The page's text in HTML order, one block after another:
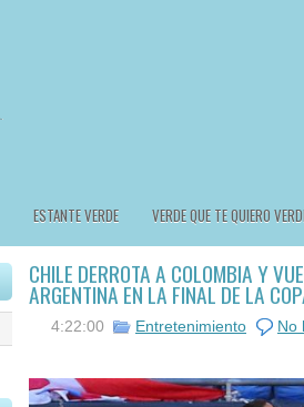
ESTANTE VERDE VERDE QUE TE QUIERO
CHILE DERROTA A COLOMBIA Y
ARGENTINA EN LA FINAL DE LA
4:22:00 Entretenimiento No